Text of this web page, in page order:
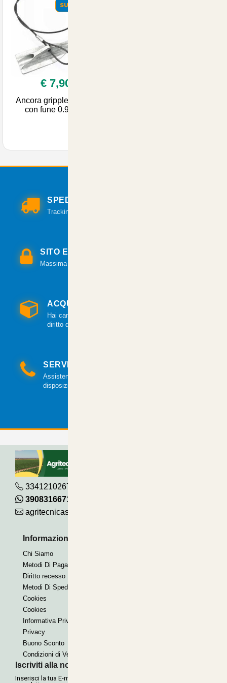
SUMMER
€ 7,90
Ancora gripple 4 Apex
con fune 0.9metri
SPEDIZIONI VELOCI
Tracking per il monitoraggio della spedizione.
SITO E PAGAMENTI SICURI
Massima sicurezza per tutte le modalità di pagamento.
ACQUISTO GARANTITO
Hai cambiato idea? Hai 14 giorni per esercitare il
diritto di recesso.
SERVIZIO CLIENTI
Assistenza clienti via mail e telefonica a tua
disposizione.
3341210267
390831667115
agritecnicasrl@gmail.com
Informazioni Utili
Chi Siamo
Metodi Di Pagamento
Diritto recesso
Metodi Di Spedizione
Cookies
Cookies
Informativa Privacy
Privacy
Buono Sconto
Condizioni di Vendita
Iscriviti alla nostra Newsletter
Inserisci la tua E-mail per ricevere le nostre offerte tramite